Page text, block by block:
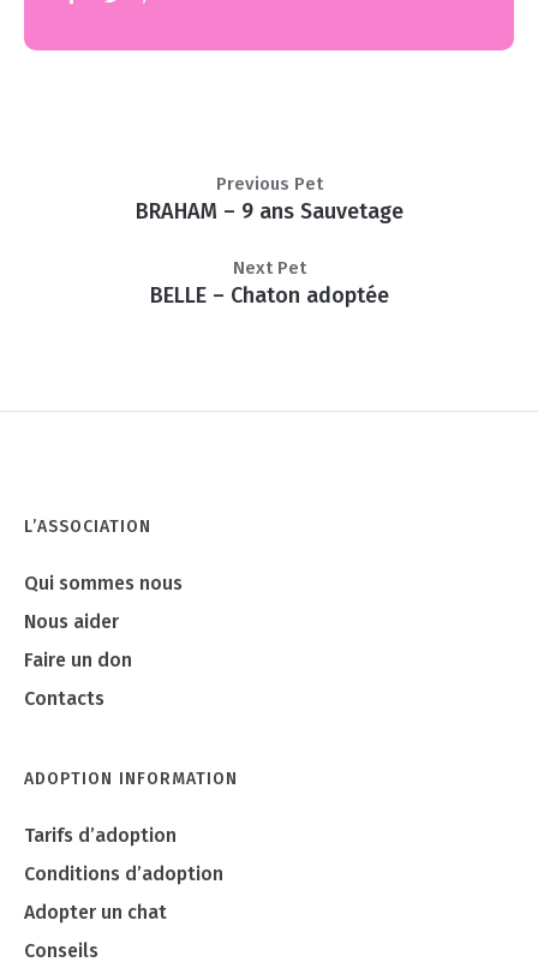
BRAHAM – 9 ans Sauvetage
Previous Pet
BELLE – Chaton adoptée
Next Pet
L’ASSOCIATION
Qui sommes nous
Nous aider
Faire un don
Contacts
ADOPTION INFORMATION
Tarifs d’adoption
Conditions d’adoption
Adopter un chat
Conseils